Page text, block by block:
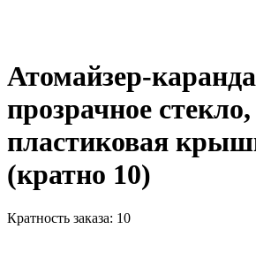
Атомайзер-
прозрачное стекло,
пластиковая
(кратно 10)
Кратность заказа: 10